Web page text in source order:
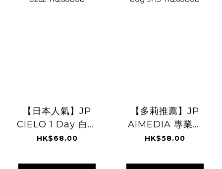
【日本人氣】JP
CIELO 1 Day 白髮
補染梳 啡黑色
HK$68.00
【多莉推薦】JP
AIMEDIA 專業除
霉啫哩 80g 9113
HK$58.00